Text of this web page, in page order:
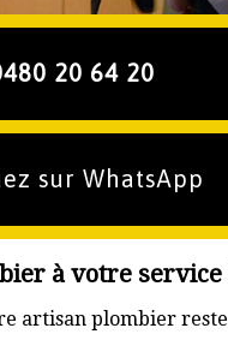
20 64 20
sur WhatsApp
à votre service
artisan plombier